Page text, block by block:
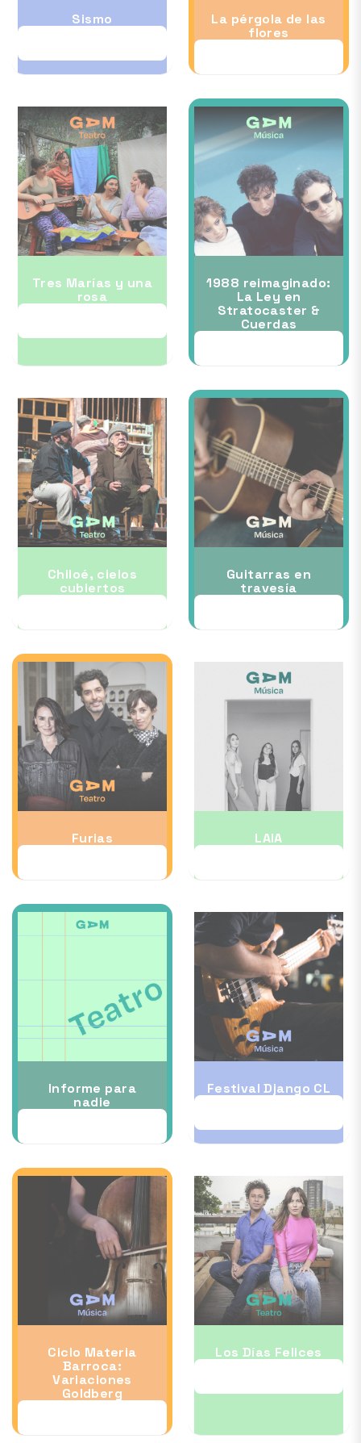
Sismo
La pérgola de las
flores
Tres Marías y una
rosa
1988 reimaginado:
La Ley en
Stratocaster &
Cuerdas
Chiloé, cielos
cubiertos
Guitarras en
travesía
Furias LAIA
Informe para
nadie
Festival Django CL
Ciclo Materia
Barroca:
Variaciones
Goldberg
Los Días Felices